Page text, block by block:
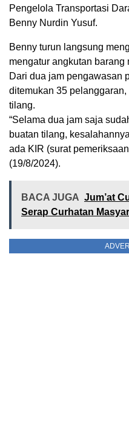
Pengelola Transportasi
Benny Nurdin Yusuf.
Benny turun langsung
mengatur angkutan barang
Dari dua jam pengawasan
ditemukan 35
tilang.
“Selama dua jam saja
buatan tilang,
ada KIR (surat
(19/8/2024).
BACA JUGA Jum’at
Serap Curhatan